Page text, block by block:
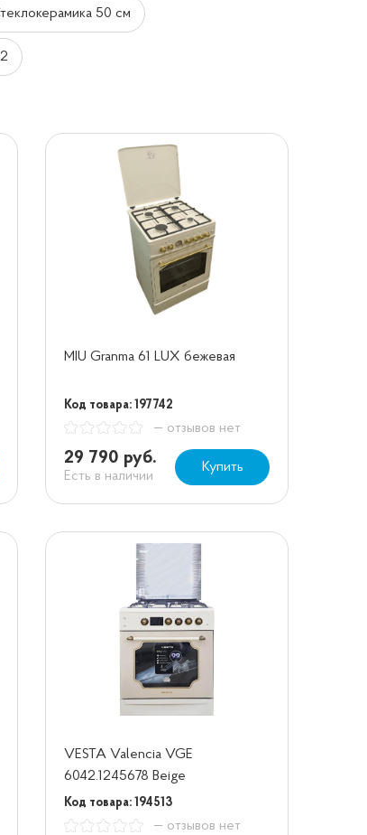
50 см
MIU Granma 61 LUX бежевая
Код товара: 197742
— отзывов нет
29 790 руб.
Есть в наличии
Купить
VESTA Valencia VGE
6042.1245678 Beige
Код товара: 194513
— отзывов нет